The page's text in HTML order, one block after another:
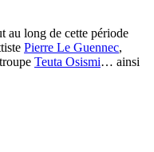
au long de cette période
Pierre Le Guennec,
Teuta Osismi… ainsi